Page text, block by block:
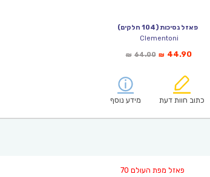
פאזל נסיכות (104 חלקים)
Clementoni
₪ 64.00המחיר
₪ 44.90המחיר
כתוב חוות דעת
מידע נוסף